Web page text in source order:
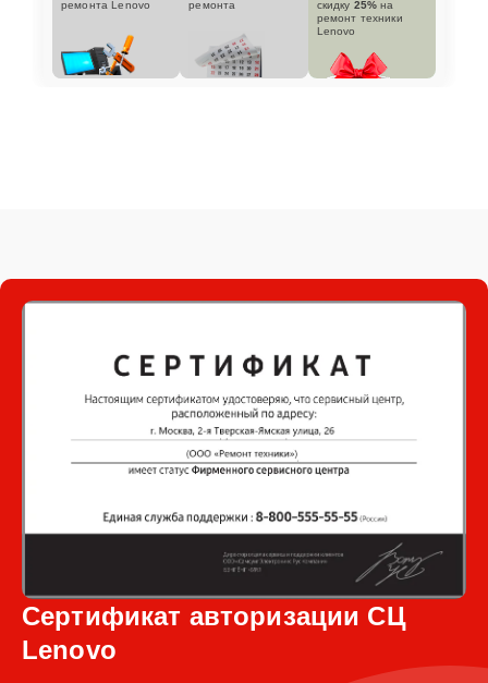
ремонта Lenovo
ремонта
скидку 25% на
ремонт техники
Lenovo
Сертификат авторизации СЦ
Lenovo